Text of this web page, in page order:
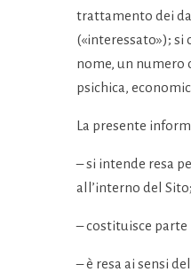
trattamento dei
(«interessato»);
nome, un numero
psichica,
La presente
– si intende resa
all’interno del Sito;
– costituisce parte
– è resa ai sensi